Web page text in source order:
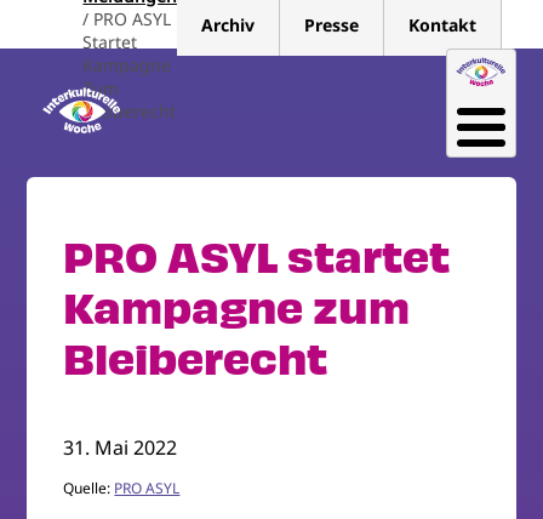
PRO ASYL
Startet
Kampagne
Zum
Bleiberecht
Archiv Presse Kontakt
PRO ASYL startet
Kampagne zum
Bleiberecht
31. Mai 2022
Quelle: PRO ASYL